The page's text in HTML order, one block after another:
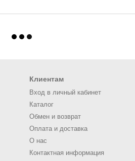
Клиентам
Вход в личный кабинет
Каталог
Обмен и возврат
Оплата и доставка
О нас
Контактная информация